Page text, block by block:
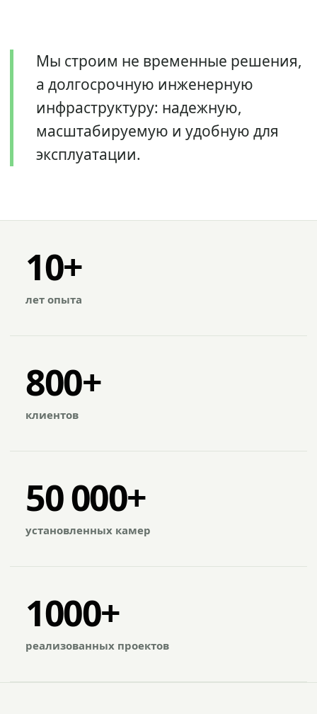
Мы строим не временные решения,
а долгосрочную инженерную
инфраструктуру: надежную,
масштабируемую и удобную для
эксплуатации.
10+
лет опыта
800+
клиентов
50 000+
установленных камер
1000+
реализованных проектов